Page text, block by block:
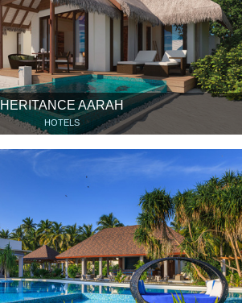
HERITANCE AARAH
HOTELS